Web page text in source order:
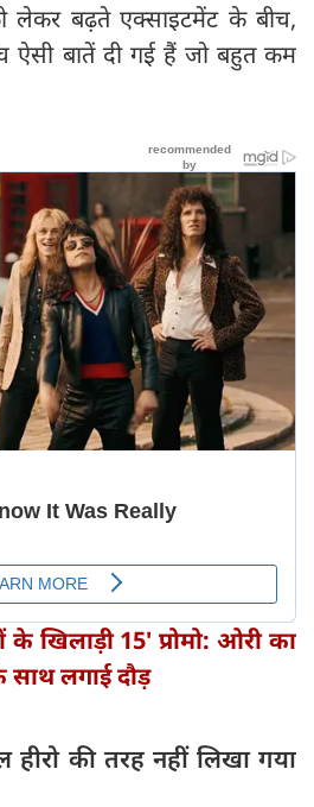
लेकर बढ़ते एक्साइटमेंट के बीच,
ऐसी बातें दी गई हैं जो बहुत कम
के खिलाड़ी 15' प्रोमो: ओरी का
लगाई दौड़
की तरह नहीं लिखा गया